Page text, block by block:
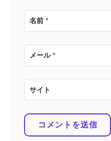
名前*
メール*
サイト